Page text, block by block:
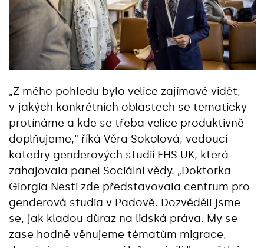
„Z mého pohledu bylo velice zajímavé vidět,
v jakých konkrétních oblastech se tematicky
protínáme a kde se třeba velice produktivně
doplňujeme,“ říká Věra Sokolová, vedoucí
katedry genderových studií FHS UK, která
zahajovala panel Sociální vědy. „Doktorka
Giorgia Nesti zde představovala centrum pro
genderová studia v Padově. Dozvěděli jsme
se, jak kladou důraz na lidská práva. My se
zase hodně věnujeme tématům migrace,